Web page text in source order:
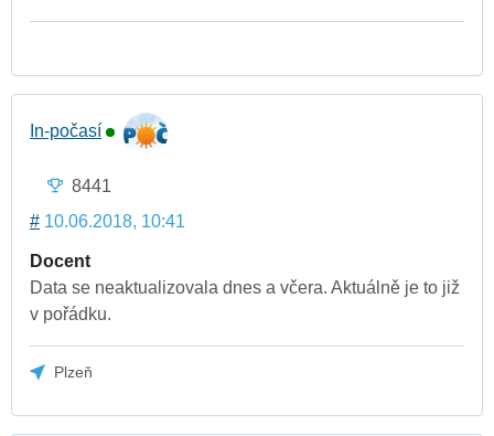
In-počasí
8441
# 10.06.2018, 10:41
Docent
Data se neaktualizovala dnes a včera. Aktuálně je to již
v pořádku.
Plzeň